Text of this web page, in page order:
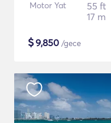
Motor Yat
55 ft
17 m
$9,850 /gece